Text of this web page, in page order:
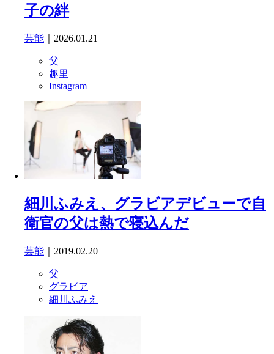
子の絆
芸能 ｜2026.01.21
父
趣里
Instagram
細川ふみえ、グラビアデビューで自
衛官の父は熱で寝込んだ
芸能 ｜2019.02.20
父
グラビア
細川ふみえ